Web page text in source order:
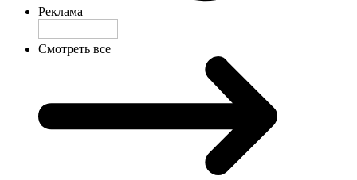
Реклама
Смотреть все